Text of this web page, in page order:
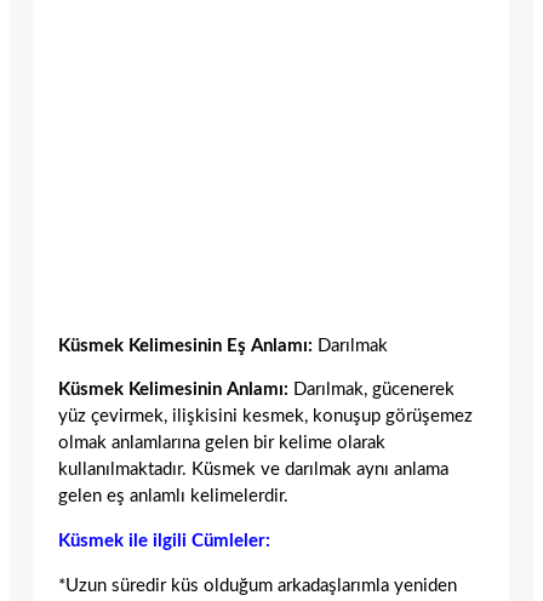
Küsmek Kelimesinin Eş Anlamı: Darılmak
Küsmek Kelimesinin Anlamı: Darılmak, gücenerek
yüz çevirmek, ilişkisini kesmek, konuşup görüşemez
olmak anlamlarına gelen bir kelime olarak
kullanılmaktadır. Küsmek ve darılmak aynı anlama
gelen eş anlamlı kelimelerdir.
Küsmek ile ilgili Cümleler:
*Uzun süredir küs olduğum arkadaşlarımla yeniden